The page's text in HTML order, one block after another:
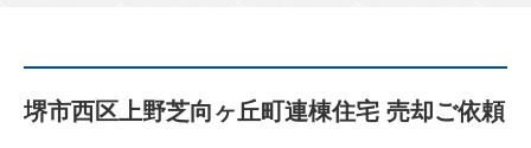
堺市西区上野芝向ヶ丘町連棟住宅 売却ご依頼